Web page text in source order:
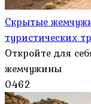
Скрытые
туристических
Откройте для
жемчужины
0462